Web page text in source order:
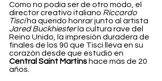
Como no podía ser de otro modo, el
director creativo italiano Riccardo
Tisci ha querido honrar junto al artista
Jared Buckhiester la cultura rave del
Reino Unido, la impresión duradera de
finales de los 90 que Tisci lleva en su
corazón desde que estudió en
Central Saint Martins hace más de 20
años.